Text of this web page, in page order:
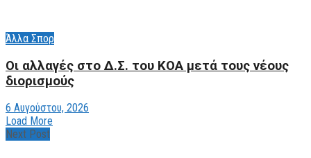
Άλλα Σπορ
Οι αλλαγές στο Δ.Σ. του ΚΟΑ μετά τους νέους
διορισμούς
6 Αυγούστου, 2026
Load More
Next Post